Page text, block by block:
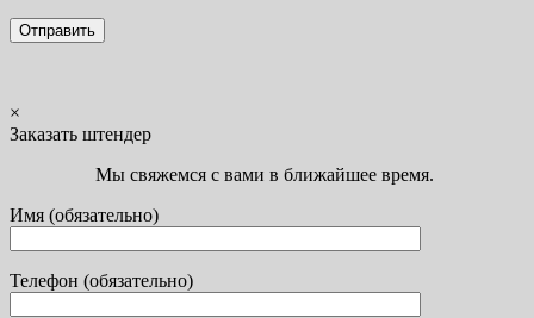
×
Заказать штендер
Мы свяжемся с вами в ближайшее время.
Имя (обязательно)
Телефон (обязательно)